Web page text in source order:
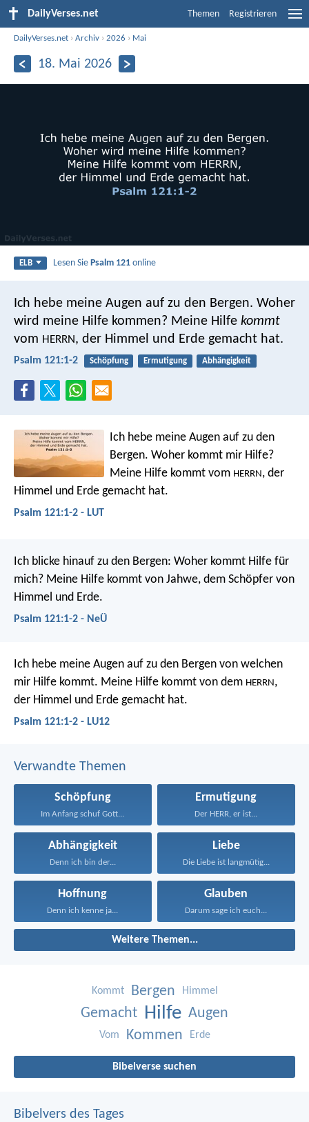
DailyVerses.net Themen Registrieren
DailyVerses.net ›Archiv ›2026 › Mai
18. Mai 2026
ELB Lesen SiePsalm 121 online
Ich hebe meine Augen auf zu den Bergen. Woher
wird meine Hilfe kommen? Meine Hilfe kommt
vom HERRN, der Himmel und Erde gemacht hat.
Psalm 121:1-2 Schöpfung Ermutigung Abhängigkeit
Ich hebe meine Augen auf zu den
Bergen. Woher kommt mir Hilfe?
Meine Hilfe kommt vom HERRN , der
Himmel und Erde gemacht hat.
Psalm 121:1-2 - LUT
Ich blicke hinauf zu den Bergen: Woher kommt Hilfe für
mich? Meine Hilfe kommt von Jahwe, dem Schöpfer von
Himmel und Erde.
Psalm 121:1-2 - NeÜ
Ich hebe meine Augen auf zu den Bergen von welchen
mir Hilfe kommt. Meine Hilfe kommt von dem HERRN,
der Himmel und Erde gemacht hat.
Psalm 121:1-2 - LU12
Verwandte Themen
Schöpfung
Im Anfang schuf Gott...
Ermutigung
Der HERR, er ist...
Abhängigkeit
Denn ich bin der...
Liebe
Die Liebe ist langmütig...
Hoffnung
Denn ich kenne ja...
Glauben
Darum sage ich euch...
Weitere Themen...
Kommt Bergen Himmel
Gemacht Hilfe Augen
Vom Kommen Erde
Bibelverse suchen
Bibelvers des Tages